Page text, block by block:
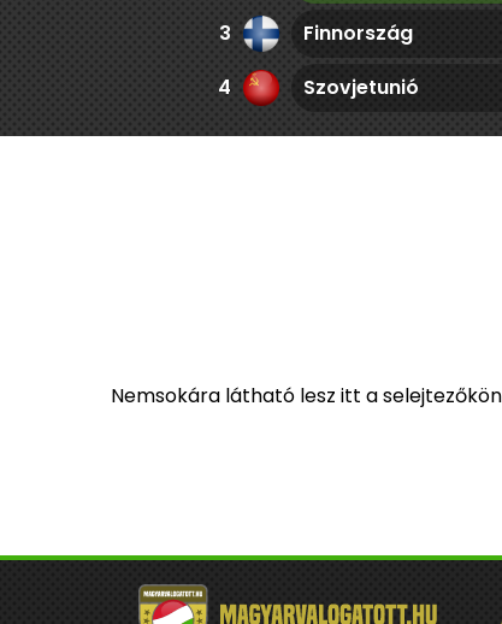
3
Finnország
4
Szovjetunió
Nemsokára látható lesz itt a